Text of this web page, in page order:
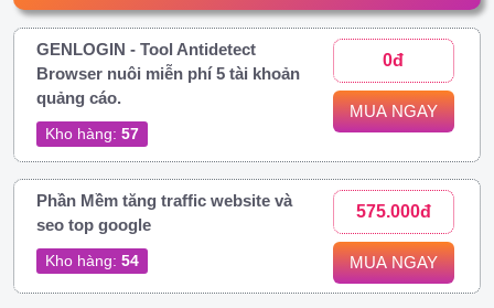
GENLOGIN - Tool Antidetect
Browser nuôi miễn phí 5 tài khoản
quảng cáo.
Kho hàng: 57
0đ
MUA NGAY
Phần Mềm tăng traffic website và
seo top google
Kho hàng: 54
575.000đ
MUA NGAY